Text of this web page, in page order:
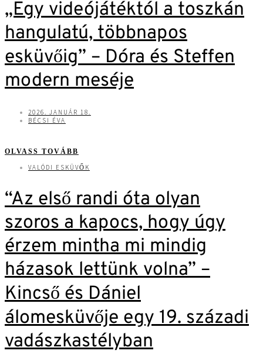
„Egy videójátéktól a toszkán
hangulatú, többnapos
esküvőig” – Dóra és Steffen
modern meséje
2026. JANUÁR 18.
BÉCSI ÉVA
OLVASS TOVÁBB
VALÓDI ESKÜVŐK
“Az első randi óta olyan
szoros a kapocs, hogy úgy
érzem mintha mi mindig
házasok lettünk volna” –
Kincső és Dániel
álomesküvője egy 19. századi
vadászkastélyban